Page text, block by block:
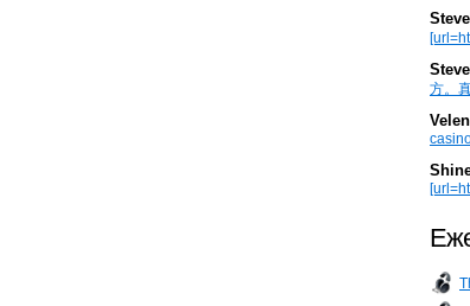
方。